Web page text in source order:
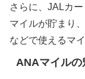
さらに、JALカ
マイルが貯まり
などで使えるマ
ANAマイルの